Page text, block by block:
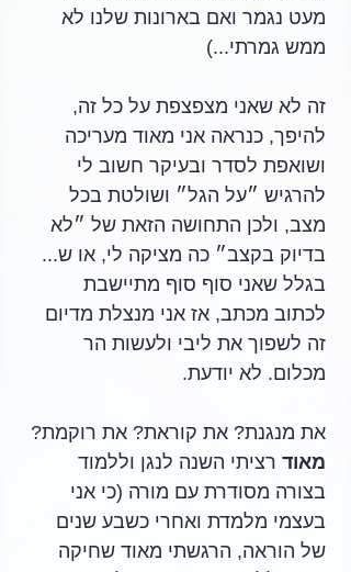
מעט נגמר ואם בארונות שלנו לא
ממש גמרתי...)
זה לא שאני מצפצפת על כל זה,
להיפך, כנראה אני מאוד מעריכה
ושואפת לסדר ובעיקר חשוב לי
להרגיש ״על הגל״ ושולטת בכל
מצב, ולכן התחושה הזאת של ״לא
בדיוק בקצב״ כה מציקה לי, או ש...
בגלל שאני סוף סוף מתיישבת
לכתוב מכתב, אז אני מנצלת מדיום
זה לשפוך את ליבי ולעשות הר
מכלום. לא יודעת.
את מנגנת? את קוראת? את רוקמת?
מאוד רציתי השנה לנגן וללמוד
בצורה מסודרת עם מורה (כי אני
בעצמי מלמדת ואחרי כשבע שנים
של הוראה, הרגשתי מאוד שחיקה